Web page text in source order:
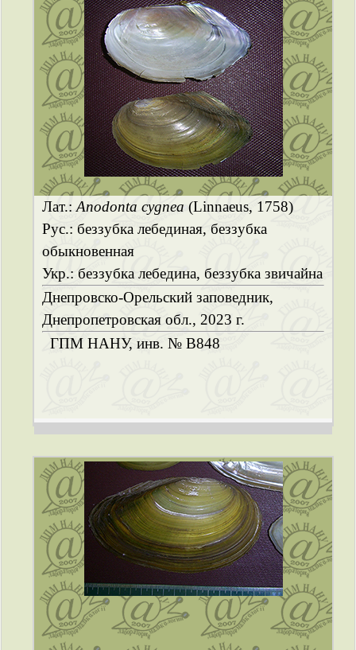
Лат.:Anodonta cygnea (Linnaeus, 1758)
Рус.: беззубка лебединая, беззубка
обыкновенная
Укр.: беззубка лебедина, беззубка звичайна
Днепровско-Орельский заповедник,
Днепропетровская обл., 2023 г.
ГПМ НАНУ, инв. № B848